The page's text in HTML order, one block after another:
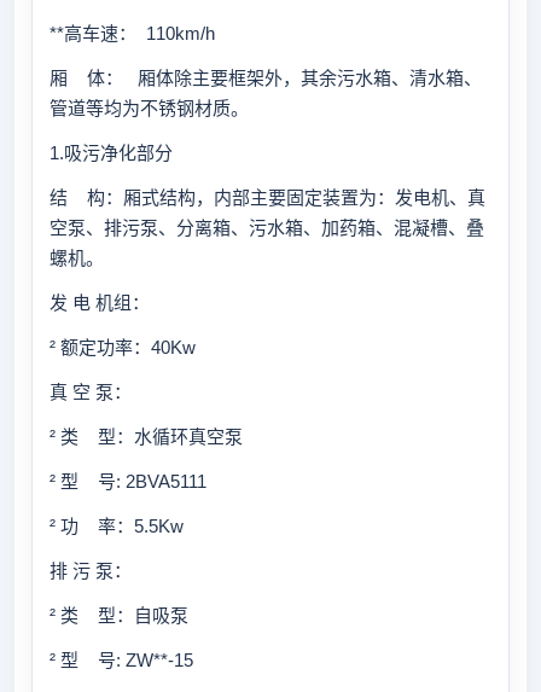
**高车速： 110km/h
厢 体： 厢体除主要框架外，其余污水箱、清水箱、
管道等均为不锈钢材质。
1.吸污净化部分
结 构：厢式结构，内部主要固定装置为：发电机、真
空泵、排污泵、分离箱、污水箱、加药箱、混凝槽、叠
螺机。
发 电 机组：
² 额定功率：40Kw
真 空 泵：
² 类 型：水循环真空泵
² 型 号: 2BVA5111
² 功 率：5.5Kw
排 污 泵：
² 类 型：自吸泵
² 型 号: ZW**-15